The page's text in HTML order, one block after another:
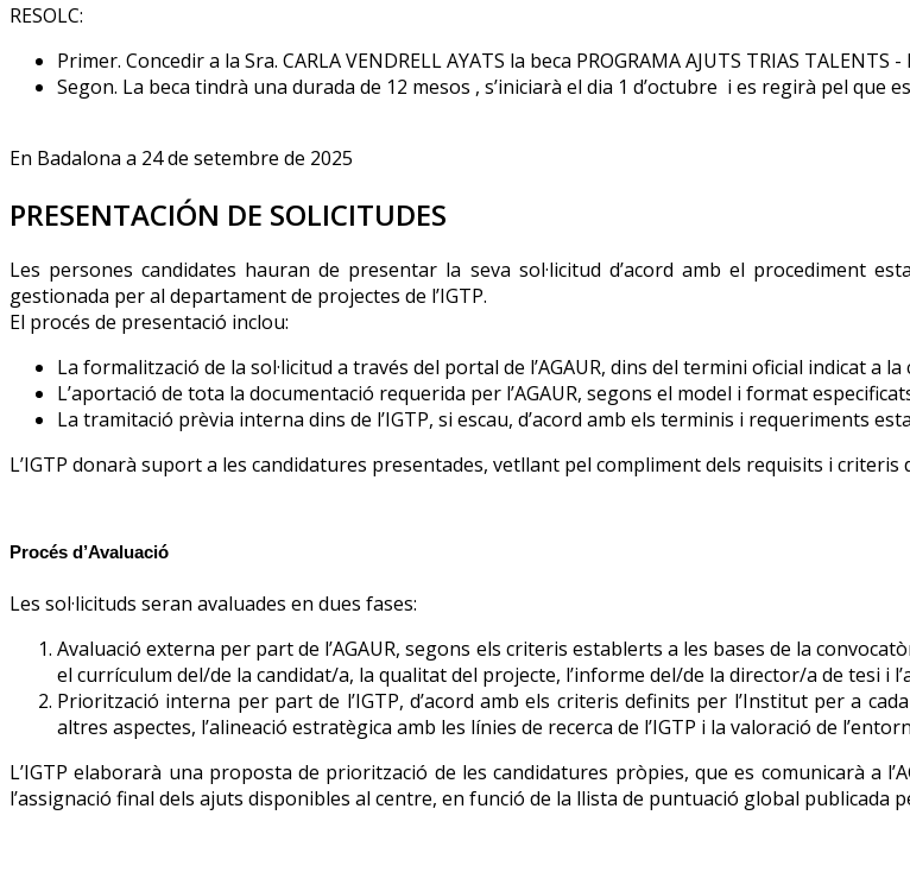
RESOLC:
Primer. Concedir a la Sra. CARLA VENDRELL AYATS la beca PROGRAMA AJUTS TRIAS
Segon. La beca tindrà una durada de 12 mesos , s’iniciarà el dia 1 d’octubre i es regirà pel que
En Badalona a 24 de setembre de 2025
PRESENTACIÓN DE SOLICITUDES
Les persones candidates hauran de presentar la seva sol·licitud d’acord amb el procediment
gestionada per al departament de projectes de l’IGTP.
El procés de presentació inclou:
La formalització de la sol·licitud a través del portal de l’AGAUR, dins del termini oficial indicat a
L’aportació de tota la documentació requerida per l’AGAUR, segons el model i format
La tramitació prèvia interna dins de l’IGTP, si escau, d’acord amb els terminis i requeriments
L’IGTP donarà suport a les candidatures presentades, vetllant pel compliment dels requisits i
Procés d’Avaluació
Les sol·licituds seran avaluades en dues fases:
Avaluació externa per part de l’AGAUR, segons els criteris establerts a les bases de la
el currículum del/de la candidat/a, la qualitat del projecte, l’informe del/de la director/a de tesi i
Priorització interna per part de l’IGTP, d’acord amb els criteris definits per l’Institut per a
altres aspectes, l’alineació estratègica amb les línies de recerca de l’IGTP i la valoració de
L’IGTP elaborarà una proposta de priorització de les candidatures pròpies, que es comunicarà a
l’assignació final dels ajuts disponibles al centre, en funció de la llista de puntuació global publicada